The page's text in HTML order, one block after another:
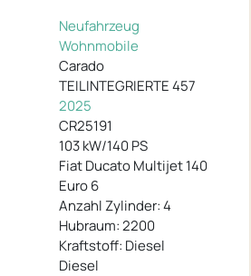
Neufahrzeug
Wohnmobile
Carado
TEILINTEGRIERTE 457
2025
CR25191
103 kW/140 PS
Fiat Ducato Multijet 140
Euro 6
Anzahl Zylinder: 4
Hubraum: 2200
Kraftstoff: Diesel
Diesel